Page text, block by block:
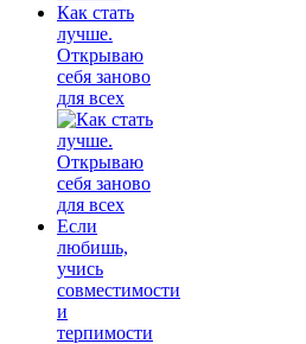
Как стать
лучше.
Открываю
себя заново
для всех
Если
любишь,
учись
совместимости
и
терпимости